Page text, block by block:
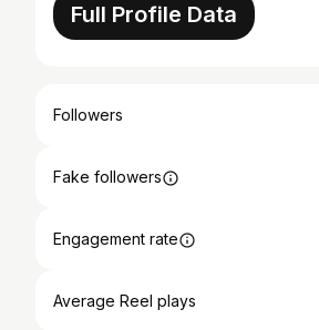
Full Profile Data
Followers
Fake followers
Engagement rate
Average Reel plays